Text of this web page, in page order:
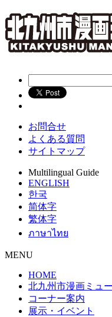
お問合せ
よくある質問
サイトマップ
Multilingual Guide
ENGLISH
한국
简体字
繁体字
ภาษาไทย
MENU
HOME
北九州市漫画ミュ
コーナー案内
展示・イベント